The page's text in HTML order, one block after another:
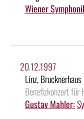
Wiener
20.12.1997
Linz, Brucknerhaus
Benefizkonzert für
Gustav Mahler: